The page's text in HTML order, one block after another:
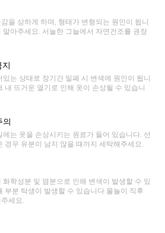
을 상하게 하며, 형태가 변형되는 원인이 됩니
말아주세요. 서늘한 그늘에서 자연건조를 권장
있는 상태로 장기간 밀폐 시 변색에 원인이 됩니
내 뜨거운 열기로 인해 옷이 손상될 수 있습니
의
에는 옷을 손상시키는 원료가 들어 있습니다. 선
경우 유분이 남지 않을 때까지 세탁해주세요.
화학성분 및 염분으로 인해 변색이 발생할 수 있
부분 탁생이 발생할 수 있습니다.물놀이 직후
세요.